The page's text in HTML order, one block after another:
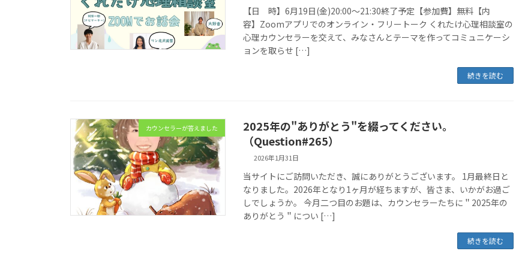
【日 時】6月19日(金)20:00～21:30終了予定【参加費】無料【内
容】Zoomアプリでのオンライン・フリートーク くれたけ心理相談室の
心理カウンセラーを交えて、みなさんとテーマを作ってコミュニケーシ
ョンを取らせ […]
続きを読む
カウンセラーが答えました
2025年の"ありがとう"を綴ってください。
（Question#265）
2026年1月31日
当サイトにご訪問いただき、誠にありがとうございます。 1月最終日と
なりました。2026年となり1ヶ月が経ちますが、皆さま、いかがお過ご
しでしょうか。 今月二つ目のお題は、カウンセラーたちに＂2025年の
ありがとう＂につい […]
続きを読む